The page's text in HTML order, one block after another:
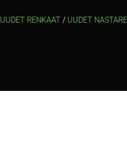
UUDET RENKAAT / UUDET